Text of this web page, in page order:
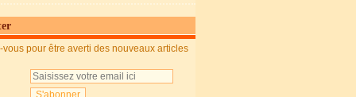
vous pour être averti des nouveaux articles